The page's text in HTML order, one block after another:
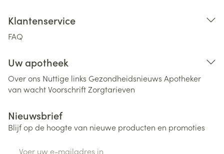
Klantenservice
FAQ
Uw apotheek
Over ons Nuttige links Gezondheidsnieuws Apotheker
van wachtVoorschriftZorgtarieven
Nieuwsbrief
Blijf op de hoogte van nieuwe producten en promoties